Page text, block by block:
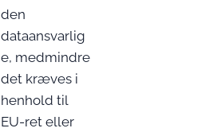
den
dataansvarlig
e, medmindre
det kræves i
henhold til
EU-ret eller